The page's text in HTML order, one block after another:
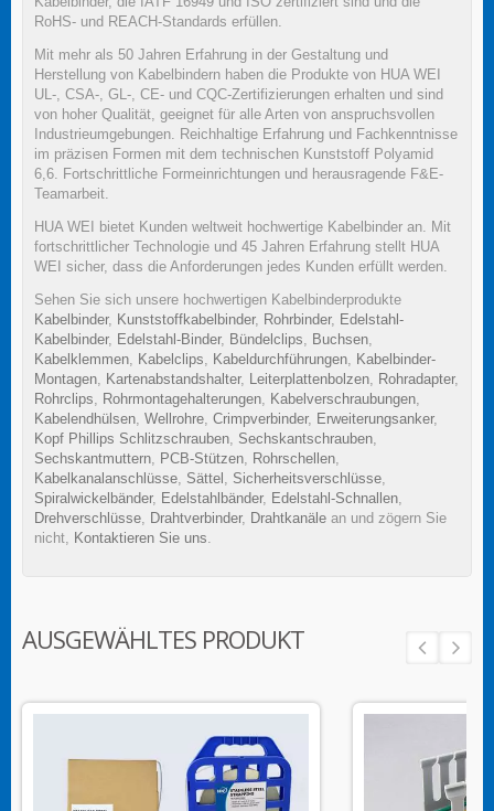
RoHS- und REACH-Standards erfüllen.
Mit mehr als 50 Jahren Erfahrung in der Gestaltung und
Herstellung von Kabelbindern haben die Produkte von HUA WEI
UL-, CSA-, GL-, CE- und CQC-Zertifizierungen erhalten und sind
von hoher Qualität, geeignet für alle Arten von anspruchsvollen
Industrieumgebungen. Reichhaltige Erfahrung und Fachkenntnisse
im präzisen Formen mit dem technischen Kunststoff Polyamid
6,6. Fortschrittliche Formeinrichtungen und herausragende F&E-
Teamarbeit.
HUA WEI bietet Kunden weltweit hochwertige Kabelbinder an. Mit
fortschrittlicher Technologie und 45 Jahren Erfahrung stellt HUA
WEI sicher, dass die Anforderungen jedes Kunden erfüllt werden.
Sehen Sie sich unsere hochwertigen Kabelbinderprodukte
Kabelbinder, Kunststoffkabelbinder, Rohrbinder, Edelstahl-
Kabelbinder, Edelstahl-Binder, Bündelclips Buchsen
Kabelklemmen
Kabelclips Kabeldurchführungen
Kabelbinder-
Montagen
Kartenabstandshalter, Leiterplattenbolzen Rohradapter,
Rohrclips
Rohrmontagehalterungen Kabelverschraubungen
Kabelendhülsen Wellrohre Crimpverbinder, Erweiterungsanker,
Kopf Phillips Schlitzschrauben Sechskantschrauben
Sechskantmuttern
PCB-Stützen Rohrschellen
Kabelkanalanschlüsse Sättel Sicherheitsverschlüsse
Spiralwickelbänder, Edelstahlbänder, Edelstahl-Schnallen
Drehverschlüsse
Drahtverbinder, Drahtkanäle an und zögern Sie
nicht,
Kontaktieren Sie uns
AUSGEWÄHLTES PRODUKT